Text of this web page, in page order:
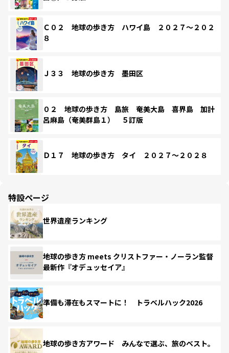
Ｃ０２ 地球の歩き方 ハワイ島 ２０２７～２０２
８
Ｊ３３ 地球の歩き方 墨田区
０２ 地球の歩き方 島旅 奄美大島 喜界島 加計
呂麻島（奄美群島１） ５訂版
Ｄ１７ 地球の歩き方 タイ ２０２７～２０２８
特設ページ
世界遺産ランキング
地球の歩き方 meets クリストファー・ノーラン監督
最新作『オデュッセイア』
準備も滞在もスマートに！ トラベルハック2026
地球の歩き方アワード みんなで選ぶ、旅のベスト。